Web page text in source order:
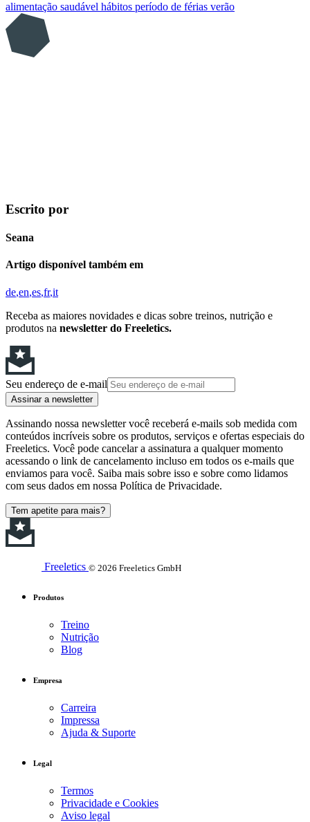
alimentação saudável hábitos período de férias verão
Escrito por
Seana
Artigo disponível também em
de en es fr it
Receba as maiores novidades e dicas sobre treinos, nutrição e
produtos na newsletter do Freeletics.
Seu endereço de e-mail
Assinar a newsletter
Assinando nossa newsletter você receberá e-mails sob medida com
conteúdos incríveis sobre os produtos, serviços e ofertas especiais do
Freeletics. Você pode cancelar a assinatura a qualquer momento
acessando o link de cancelamento incluso em todos os e-mails que
enviamos para você. Saiba mais sobre isso e sobre como lidamos
com seus dados em nossa Política de Privacidade.
Tem apetite para mais?
Freeletics © 2026 Freeletics GmbH
Produtos
Treino
Nutrição
Blog
Empresa
Carreira
Impressa
Ajuda & Suporte
Legal
Termos
Privacidade e Cookies
Aviso legal